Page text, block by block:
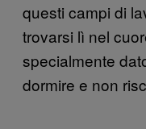
questi campi di
trovarsi lì nel
specialmente
dormire e non